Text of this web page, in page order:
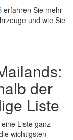
erfahren Sie mehr
und wie Sie
der
Liste
Liste ganz
wichtigsten